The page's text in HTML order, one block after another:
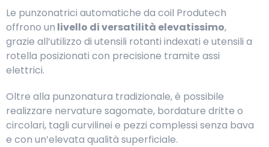
Le punzonatrici automatiche da coil Produtech
offrono un livello di versatilità elevatissimo,
grazie all’utilizzo di utensili rotanti indexati e utensili a
rotella posizionati con precisione tramite assi
elettrici.
Oltre alla punzonatura tradizionale, è possibile
realizzare nervature sagomate, bordature dritte o
circolari, tagli curvilinei e pezzi complessi senza bava
e con un’elevata qualità superficiale.